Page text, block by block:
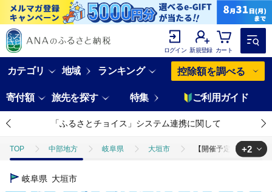
ログイン 新規登録 カート
カテゴリ 地域 ランキング 控除額を調べる
寄付額 旅先を探す 特集 ご利用ガイド
「ふるさとチョイス」システム連携に関して
TOP 中部地方 岐阜県 大垣市 【開催予定日】2026
TOP
+2
岐阜県 大垣市